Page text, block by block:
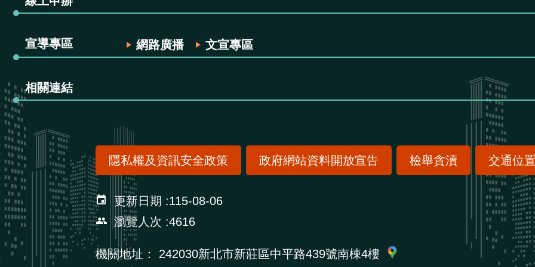
宣導專區 網路廣播 文宣專區
相關連結
隱私權及資訊安全政策 政府網站資料開放宣告 檢舉貪瀆 交通位
更新日期
115-08-06
瀏覽人次
4616
機關地址： 242030新北市新莊區中平路439號南棟4樓